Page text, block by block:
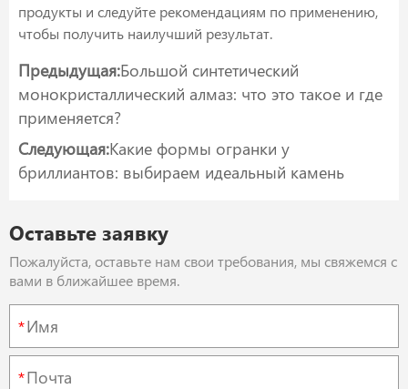
продукты и следуйте рекомендациям по применению,
чтобы получить наилучший результат.
Предыдущая:Большой синтетический
монокристаллический алмаз: что это такое и где
применяется?
Следующая:Какие формы огранки у
бриллиантов: выбираем идеальный камень
Оставьте заявку
Пожалуйста, оставьте нам свои требования, мы свяжемся с
вами в ближайшее время.
*
*